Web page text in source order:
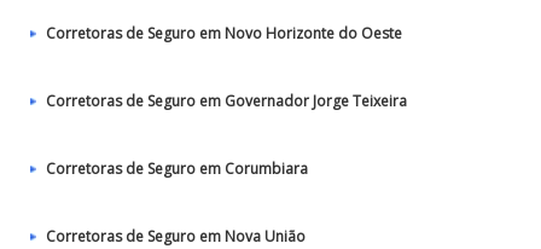
Corretoras de Seguro em Novo Horizonte do Oeste
Corretoras de Seguro em Governador Jorge Teixeira
Corretoras de Seguro em Corumbiara
Corretoras de Seguro em Nova União